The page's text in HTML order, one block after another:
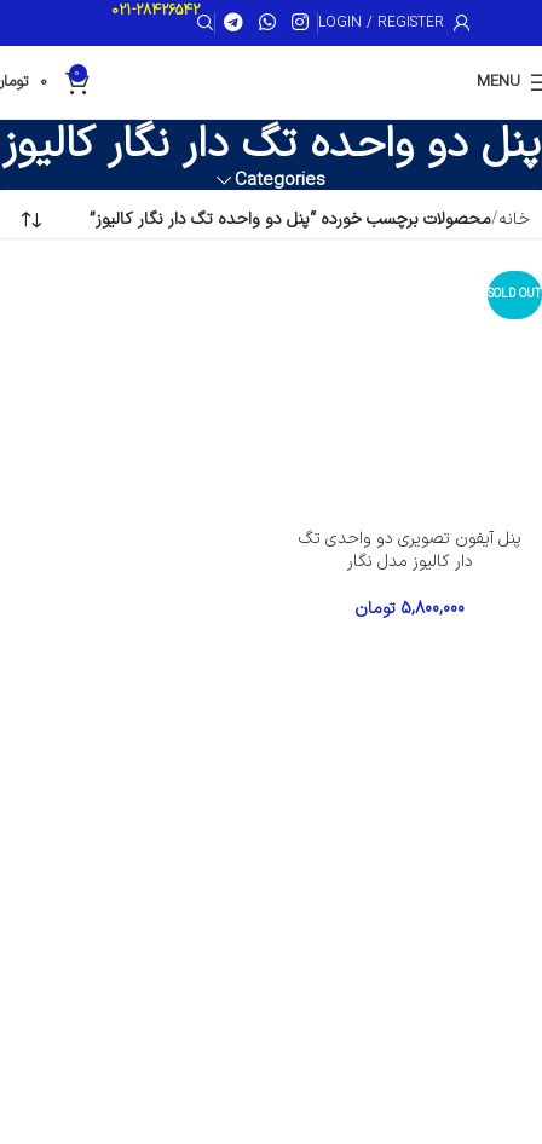
LOGIN / REGISTER
021-28426542
MENU
0
0
پنل دو واحده تگ دار نگار کالیوز
Categories
خانه محصولات برچسب خورده “پنل دو واحده تگ دار نگار کالیوز”
SOLD OUT
پنل آیفون تصویری دو واحدی تگ
دار کالیوز مدل نگار
5,800,000 تومان